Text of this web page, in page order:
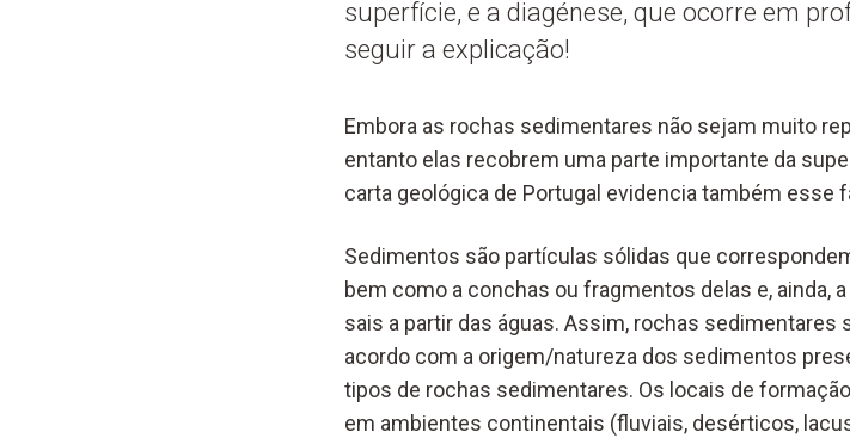
superfície, e a diagénese, que ocorre em
seguir a explicação!
Embora as rochas sedimentares não sejam muito
entanto elas recobrem uma parte importante da
carta geológica de Portugal evidencia também esse
Sedimentos são partículas sólidas que
bem como a conchas ou fragmentos delas e, ainda,
sais a partir das águas. Assim, rochas
acordo com a origem/natureza dos sedimentos
tipos de rochas sedimentares. Os locais de
em ambientes continentais (fluviais, desérticos,